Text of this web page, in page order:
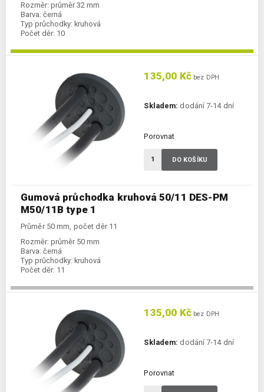
Rozměr: průměr 32 mm
Barva: černá
Typ průchodky: kruhová
Počet děr: 10
Gumová průchodka kruhová 50/11 DES-PM
M50/11B type 1
Průměr 50 mm, počet děr 11
Rozměr: průměr 50 mm
Barva: černá
Typ průchodky: kruhová
Počet děr: 11
135,00 Kč bez DPH
Skladem: dodání 7-14 dní
Porovnat
DO KOŠÍKU
135,00 Kč bez DPH
Skladem: dodání 7-14 dní
Porovnat